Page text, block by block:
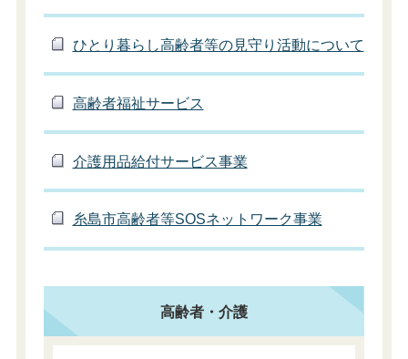
ひとり暮らし高齢者等の見守り活動について
高齢者福祉サービス
介護用品給付サービス事業
糸島市高齢者等SOSネットワーク事業
高齢者・介護